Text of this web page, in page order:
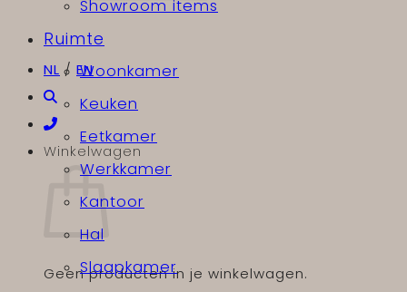
NL / EN
Winkelwagen
Geen producten in je winkelwagen.
Showroom items
Ruimte
Woonkamer
Keuken
Eetkamer
Werkkamer
Kantoor
Hal
Slaapkamer